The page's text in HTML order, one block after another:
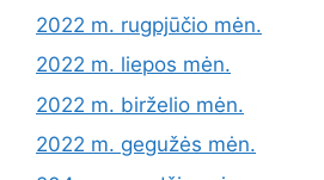
2022 m. rugpjūčio mėn.
2022 m. liepos mėn.
2022 m. birželio mėn.
2022 m. gegužės mėn.